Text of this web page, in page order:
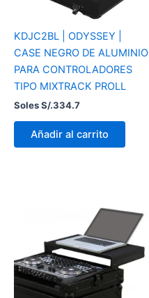
KDJC2BL | ODYSSEY |
CASE NEGRO DE ALUMINIO
PARA CONTROLADORES
TIPO MIXTRACK PROLL
Soles S/.334.7
Añadir al carrito